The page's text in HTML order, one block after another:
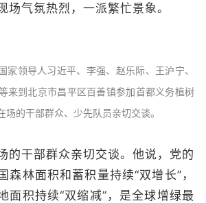
场气氛热烈，一派繁忙景象。
领导人习近平、李强、赵乐际、王沪宁、
来到北京市昌平区百善镇参加首都义务植树
场的干部群众、少先队员亲切交谈。
干部群众亲切交谈。他说，党的
森林面积和蓄积量持续“双增长”，
面积持续“双缩减”，是全球增绿最